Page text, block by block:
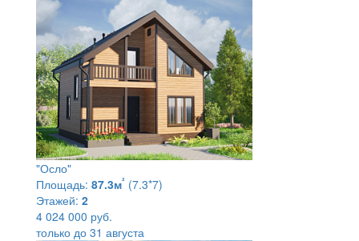
"Осло"
Площадь: 87.3м² (7.3*7)
Этажей: 2
4 024 000 руб.
только до 31 августа